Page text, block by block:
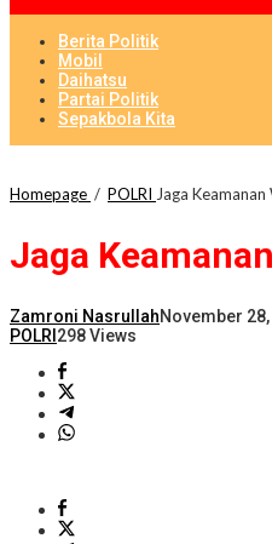
Berita Politik
Mobil
Daihatsu
Partai Politik
Sepakbola Kita
Homepage / POLRI Jaga
Jaga
Zamroni NasrullahNovember
POLRI 298 Views